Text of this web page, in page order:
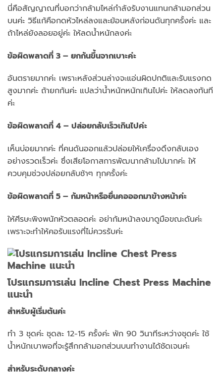
นี่คือสัญญาณที่บอกว่ากล้ามไหล่กำลังรับงานแทนกล้ามอกส่วน
บนค่ะ วิธีแก้คือกดหัวไหล่ลงและย้อนหลังก่อนดันทุกครั้งค่ะ และ
ถ้าไหล่ยังลอยอยู่ค่ะ ให้ลดน้ำหนักลงค่ะ
ข้อผิดพลาดที่ 3 – ยกก้นขึ้นจากเบาะค่ะ
อันตรายมากค่ะ เพราะหลังส่วนล่างจะแอ่นผิดปกติและรับแรงกด
สูงมากค่ะ ถ้ายกก้นค่ะ แปลว่าน้ำหนักหนักเกินไปค่ะ ให้ลดลงทันที
ค่ะ
ข้อผิดพลาดที่ 4 – ปล่อยกลับเร็วเกินไปค่ะ
เห็นบ่อยมากค่ะ ที่คนดันออกแล้วปล่อยให้เครื่องดึงกลับเอง
อย่างรวดเร็วค่ะ ซึ่งเสียโอกาสการพัฒนากล้ามไปมากค่ะ ให้
ควบคุมช่วงปล่อยกลับช้าๆ ทุกครั้งค่ะ
ข้อผิดพลาดที่ 5 – ก้มหน้าหรือยื่นคอออกมาข้างหน้าค่ะ
ให้ศีรษะพิงพนักหัวตลอดค่ะ อย่าก้มหน้าลงมาดูมือขณะดันค่ะ
เพราะจะทำให้คอรับแรงที่ไม่ควรรับค่ะ
โปรแกรมการเล่น Incline Chest Press Machine
แนะนำ
สำหรับผู้เริ่มต้นค่ะ
ทำ 3 ชุดค่ะ ชุดละ 12-15 ครั้งค่ะ พัก 90 วินาทีระหว่างชุดค่ะ ใช้
น้ำหนักเบาพอที่จะรู้สึกกล้ามอกส่วนบนทำงานได้ชัดเจนค่ะ
สำหรับระดับกลางค่ะ